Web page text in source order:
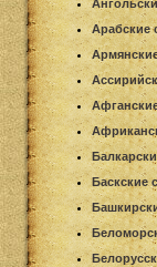
Арабские
Баскские